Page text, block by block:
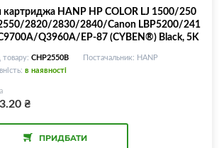
картриджа HANP HP COLOR LJ 1500/250
2820/2830/2840/Canon LBP5200/241
Q3960A/EP-87 (CYBEN®) Black, 5K
CHP2550B
Постачальник: HANP
в наявності
₴
ПРИДБАТИ